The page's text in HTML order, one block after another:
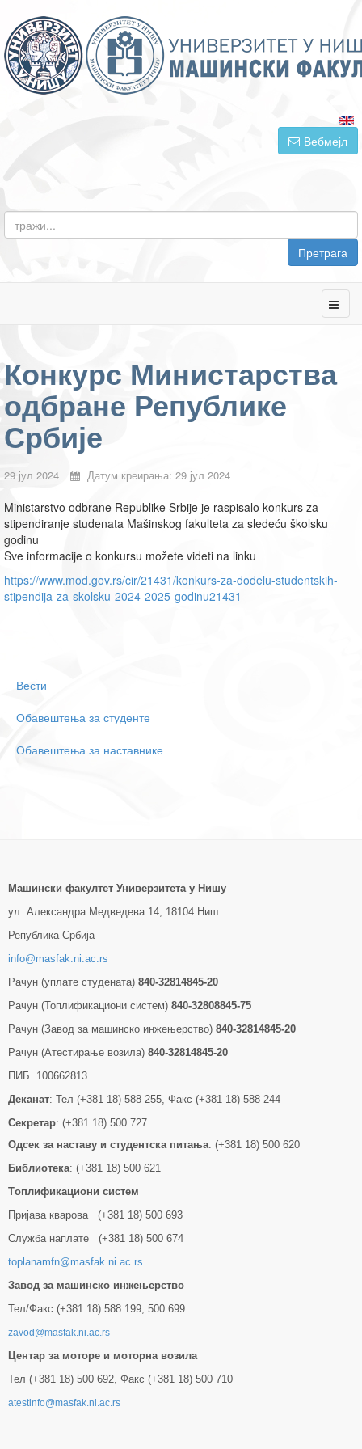
Вебмејл
Претрага
Конкурс Министарства
одбране Републике
Србије
29 јул 2024 Датум креирања: 29 јул 2024
Ministarstvo odbrane Republike Srbije je raspisalo konkurs za
stipendiranje studenata Mašinskog fakulteta za sledeću školsku
godinu
Sve informacije o konkursu možete videti na linku
https://www.mod.gov.rs/cir/21431/konkurs-za-dodelu-studentskih-
stipendija-za-skolsku-2024-2025-godinu21431
Вести
Обавештења за студенте
Обавештења за наставнике
Машински факултет Универзитетa у Нишу
ул. Александра Медведева 14, 18104 Ниш
Република Србија
info@masfak.ni.ac.rs
Рачун (уплате студената) 840-32814845-20
Рачун (Топлификациони систем) 840-32808845-75
Рачун (Завод за машинско инжењерство) 840-32814845-20
Рачун (Атестирање возила) 840-32814845-20
ПИБ 100662813
Деканат: Тел (+381 18) 588 255, Факс (+381 18) 588 244
Секретар: (+381 18) 500 727
Одсек за наставу и студентска питања: (+381 18) 500 620
Библиотека: (+381 18) 500 621
Tоплификациони систем
Пријава кварова (+381 18) 500 693
Служба наплате (+381 18) 500 674
toplanamfn@masfak.ni.ac.rs
Завод за машинско инжењерство
Тел/Факс (+381 18) 588 199, 500 699
zavod@masfak.ni.ac.rs
Центар за моторе и моторна возила
Тел (+381 18) 500 692, Факс (+381 18) 500 710
atestinfo@masfak.ni.ac.rs